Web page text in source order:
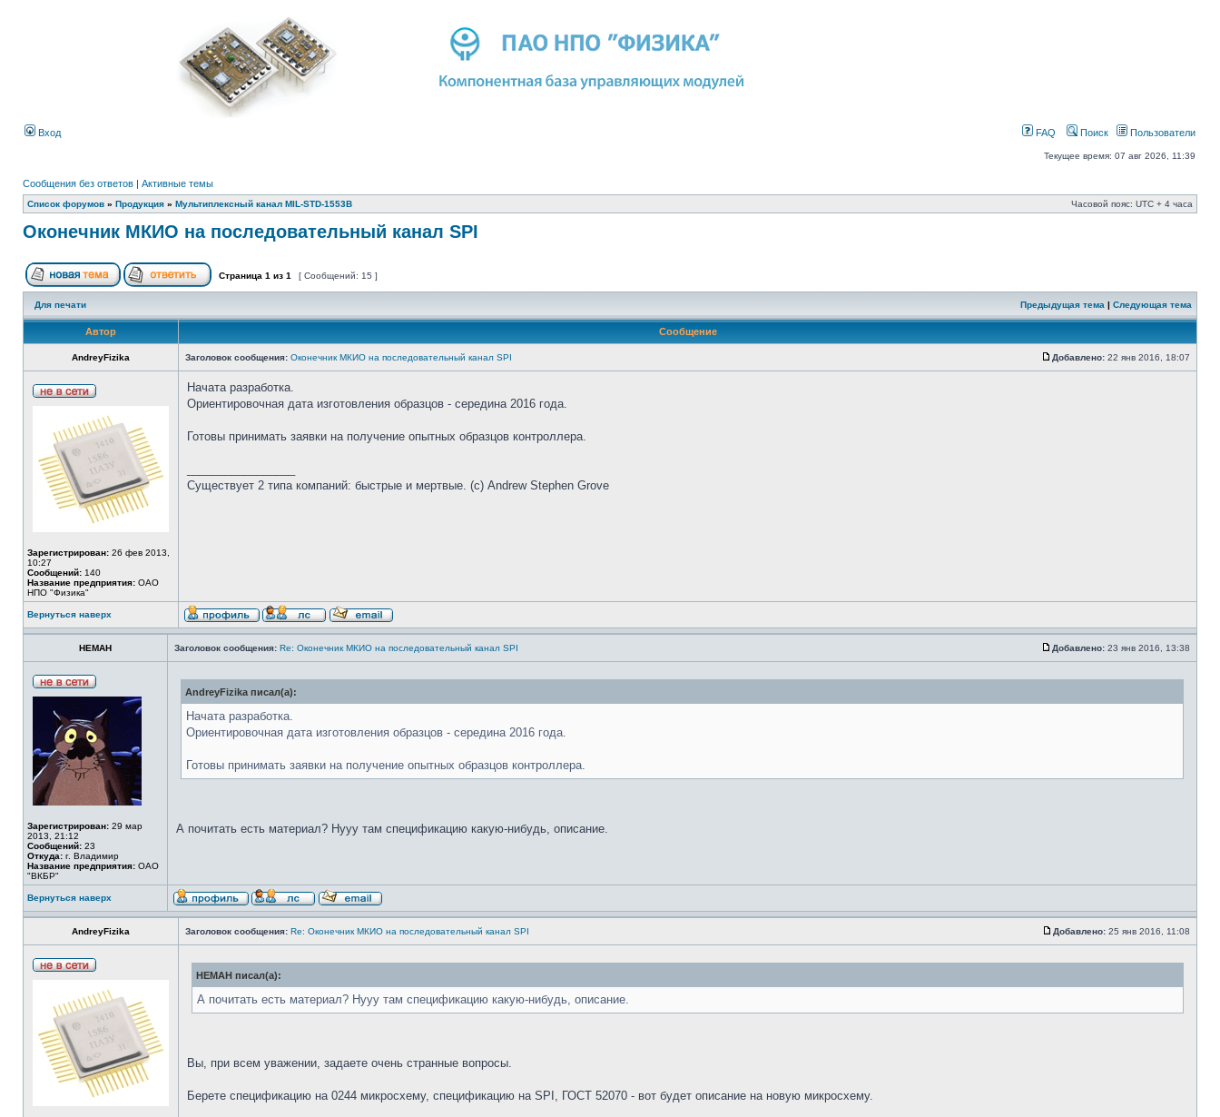
Вход FAQ Поиск Пользователи
Текущее время: 07 авг 2026, 11:39
Сообщения без ответов | Активные темы
Список форумов » Продукция » Мультиплексный канал MIL-STD-1553B Часовой пояс: UTC + 4 часа
Оконечник МКИО на последовательный канал SPI
Страница 1 из 1 [ Сообщений: 15 ]
Для печати Предыдущая тема | Следующая тема
Автор Сообщение
AndreyFizika Заголовок сообщения: Оконечник МКИО на последовательный канал SPI Добавлено: 22 янв 2016, 18:07
Зарегистрирован: 26 фев 2013,
10:27
Сообщений: 140
Название предприятия: ОАО
НПО "Физика"
Начата разработка.
Ориентировочная дата изготовления образцов - середина 2016 года.
Готовы принимать заявки на получение опытных образцов контроллера.
Существует 2 типа компаний: быстрые и мертвые. (с) Andrew Stephen Grove
Вернуться наверх
HEMAH Заголовок сообщения: Re: Оконечник МКИО на последовательный канал SPI Добавлено: 23 янв 2016, 13:38
Зарегистрирован: 29 мар
2013, 21:12
Сообщений: 23
Откуда: г. Владимир
Название предприятия: ОАО
"ВКБР"
AndreyFizika писал(а):
Начата разработка.
Ориентировочная дата изготовления образцов - середина 2016 года.
Готовы принимать заявки на получение опытных образцов контроллера.
А почитать есть материал? Нууу там спецификацию какую-нибудь, описание.
Вернуться наверх
AndreyFizika Заголовок сообщения: Re: Оконечник МКИО на последовательный канал SPI Добавлено: 25 янв 2016, 11:08
HEMAH писал(а):
А почитать есть материал? Нууу там спецификацию какую-нибудь, описание.
Вы, при всем уважении, задаете очень странные вопросы.
Берете спецификацию на 0244 микросхему, спецификацию на SPI, ГОСТ 52070 - вот будет описание на новую микросхему.